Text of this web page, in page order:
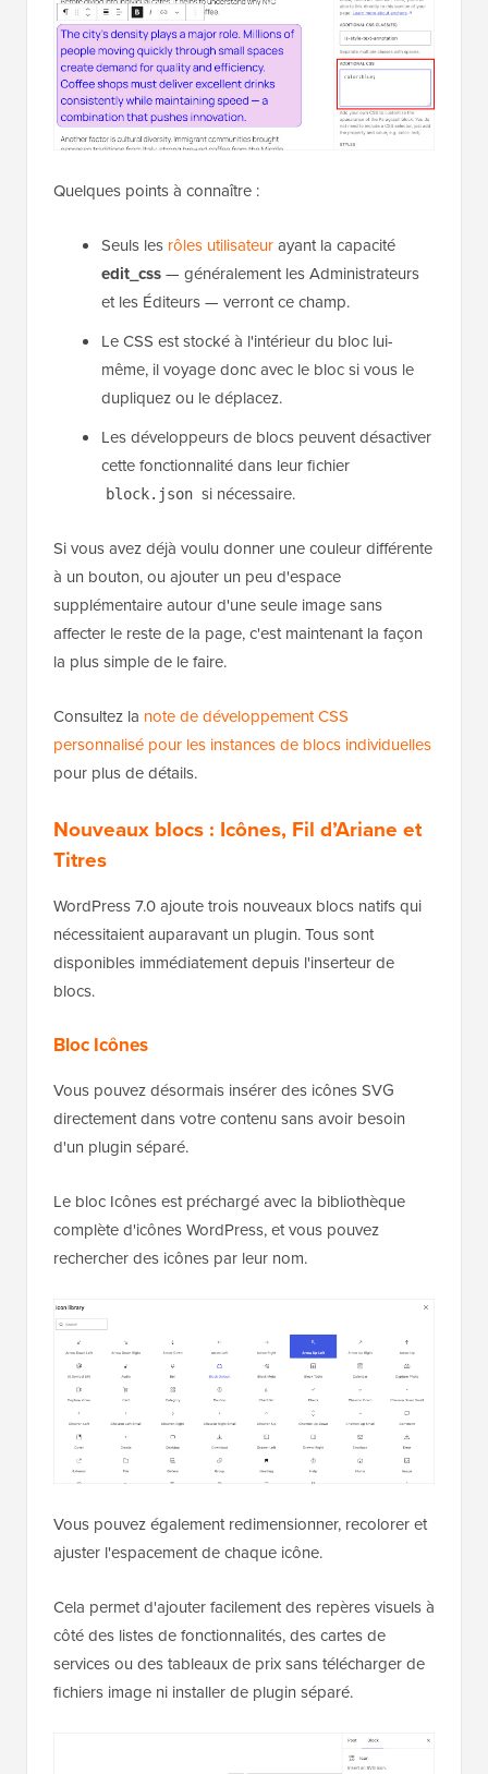
Quelques points à connaître :
Seuls les rôles utilisateurayant la capacité
edit_css— généralement les Administrateurs
et les Éditeurs — verront ce champ.
Le CSS est stocké à l'intérieur du bloc lui-
même, il voyage donc avec le bloc si vous le
dupliquez ou le déplacez.
Les développeurs de blocs peuvent désactiver
cette fonctionnalité dans leur fichier
block.json si nécessaire.
Si vous avez déjà voulu donner une couleur différente
à un bouton, ou ajouter un peu d'espace
supplémentaire autour d'une seule image sans
affecter le reste de la page, c'est maintenant la façon
la plus simple de le faire.
Consultez la note de développement CSS
personnalisé pour les instances de blocs individuelles
pour plus de détails.
Nouveaux blocs : Icônes, Fil d’Ariane et
Titres
WordPress 7.0 ajoute trois nouveaux blocs natifs qui
nécessitaient auparavant un plugin. Tous sont
disponibles immédiatement depuis l'inserteur de
blocs.
Bloc Icônes
Vous pouvez désormais insérer des icônes SVG
directement dans votre contenu sans avoir besoin
d'un plugin séparé.
Le bloc Icônes est préchargé avec la bibliothèque
complète d'icônes WordPress, et vous pouvez
rechercher des icônes par leur nom.
Vous pouvez également redimensionner, recolorer et
ajuster l'espacement de chaque icône.
Cela permet d'ajouter facilement des repères visuels à
côté des listes de fonctionnalités, des cartes de
services ou des tableaux de prix sans télécharger de
fichiers image ni installer de plugin séparé.